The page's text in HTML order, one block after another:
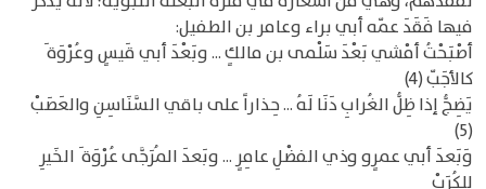
فيها فَقَدَ عمّه أبي براء وعامر بن الطفيل:
أصْبَحْتُ أمْشي بَعْدَ سَلْمى بن مالكٍ ... وبَعْدَ أبي قَيسٍ وعُرْوَة َ
كالأجَبّ (4)
يَضِجُّ إذا ظِلُّ الغُرابِ دَنَا لَهُ ... حِذاراً على باقي السَّنَاسِنِ والعَصَبْ
(5)
وَبَعدَ أبي عمرٍو وذي الفضْلِ عامِرٍ ... وبَعدَ المُرَجَّى عُرْوَة َ الخَيرِ
للكُرَبْ